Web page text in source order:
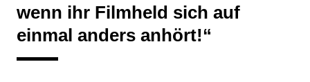
wenn ihr Filmheld sich auf
einmal anders anhört!“